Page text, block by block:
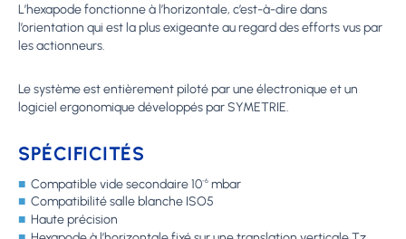
L’hexapode fonctionne à l’horizontale, c’est-à-dire dans
l’orientation qui est la plus exigeante au regard des efforts vus par
les actionneurs.
Le système est entièrement piloté par une électronique et un
logiciel ergonomique développés par SYMETRIE.
SPÉCIFICITÉS
■ Compatible vide secondaire 10-6 mbar
■ Compatibilité salle blanche ISO5
■ Haute précision